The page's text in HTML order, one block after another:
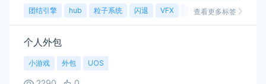
团结引擎 hub 粒子系统 闪退 VFX 崩溃 账号 渲染
查看更多标签
个人外包
小游戏 外包 UOS